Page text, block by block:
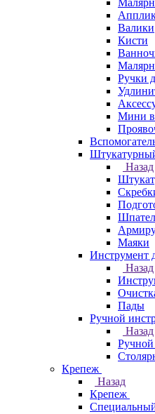
Валики
Кисти
Ручки
Мини
Назад
Маяки
Инструмент
Назад
Пады
Ручной
Назад
Крепеж
Назад
Крепеж